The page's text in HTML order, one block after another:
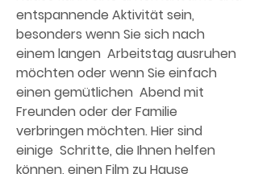
entspannende Aktivität sein,
besonders wenn Sie sich nach
einem langen  Arbeitstag ausruhen
möchten oder wenn Sie einfach
einen gemütlichen  Abend mit
Freunden oder der Familie
verbringen möchten. Hier sind
einige  Schritte, die Ihnen helfen
können, einen Film zu Hause